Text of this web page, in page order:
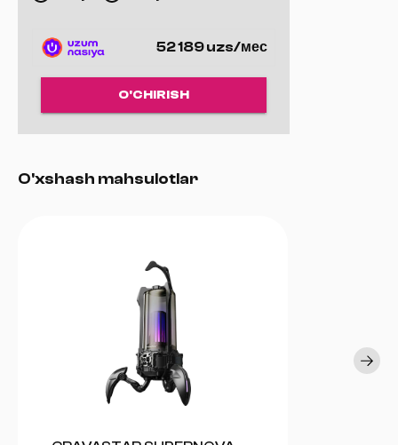
52 189 uzs/мес
O'CHIRISH
O'xshash mahsulotlar